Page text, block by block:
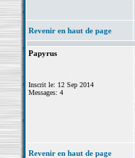
Revenir en haut de page
Papyrus
Inscrit le: 12 Sep 2014
Messages: 4
Revenir en haut de page